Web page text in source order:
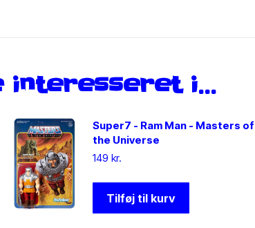
interesseret i…
Super7 - Ram Man - Masters of
the Universe
149kr.
Tilføj til kurv